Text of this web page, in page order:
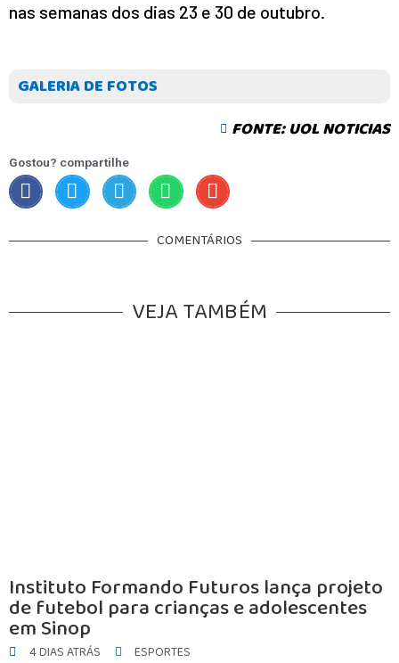
nas semanas dos dias 23 e 30 de outubro.
GALERIA DE FOTOS
FONTE: UOL NOTICIAS
Gostou? compartilhe
COMENTÁRIOS
VEJA TAMBÉM
Instituto Formando Futuros lança projeto
de futebol para crianças e adolescentes
em Sinop
4 DIAS ATRÁS ESPORTES
SAÚDE
MATO GROSSO
POLÍCIA